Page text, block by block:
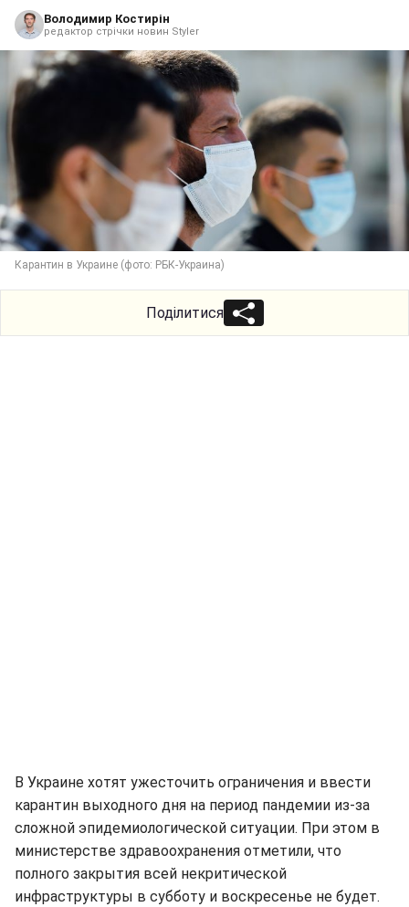
Володимир Костирін
редактор стрічки новин Styler
Карантин в Украине (фото: РБК-Украина)
Поділитися
В Украине хотят ужесточить ограничения и ввести
карантин выходного дня на период пандемии из-за
сложной эпидемиологической ситуации. При этом в
министерстве здравоохранения отметили, что
полного закрытия всей некритической
инфраструктуры в субботу и воскресенье не будет.